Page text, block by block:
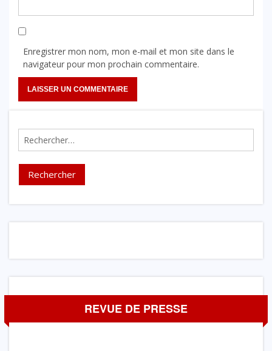
Enregistrer mon nom, mon e-mail et mon site dans le
navigateur pour mon prochain commentaire.
Rechercher :
REVUE DE PRESSE